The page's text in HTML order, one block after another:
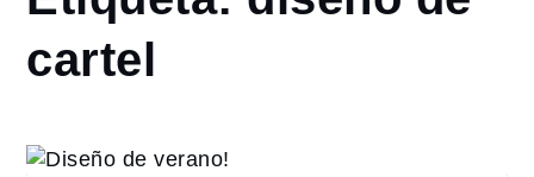
portfolio
de
cartel